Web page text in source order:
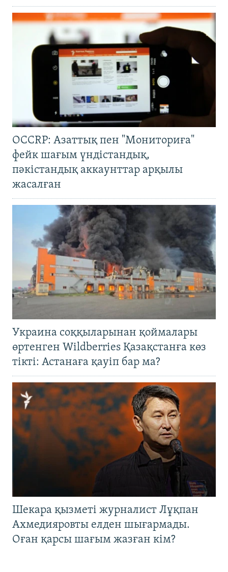
OCCRP: Азаттық пен "Мониториға"
фейк шағым үндістандық,
пәкістандық аккаунттар арқылы
жасалған
Украина соққыларынан қоймалары
өртенген Wildberries Қазақстанға көз
тікті: Астанаға қауіп бар ма?
Шекара қызметі журналист Лұқпан
Ахмедияровты елден шығармады.
Оған қарсы шағым жазған кім?